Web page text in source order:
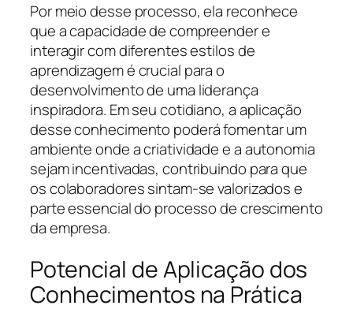
Por meio desse processo, ela reconhece
que a capacidade de compreender e
interagir com diferentes estilos de
aprendizagem é crucial para o
desenvolvimento de uma liderança
inspiradora. Em seu cotidiano, a aplicação
desse conhecimento poderá fomentar um
ambiente onde a criatividade e a autonomia
sejam incentivadas, contribuindo para que
os colaboradores sintam-se valorizados e
parte essencial do processo de crescimento
da empresa.
Potencial de Aplicação dos
Conhecimentos na Prática